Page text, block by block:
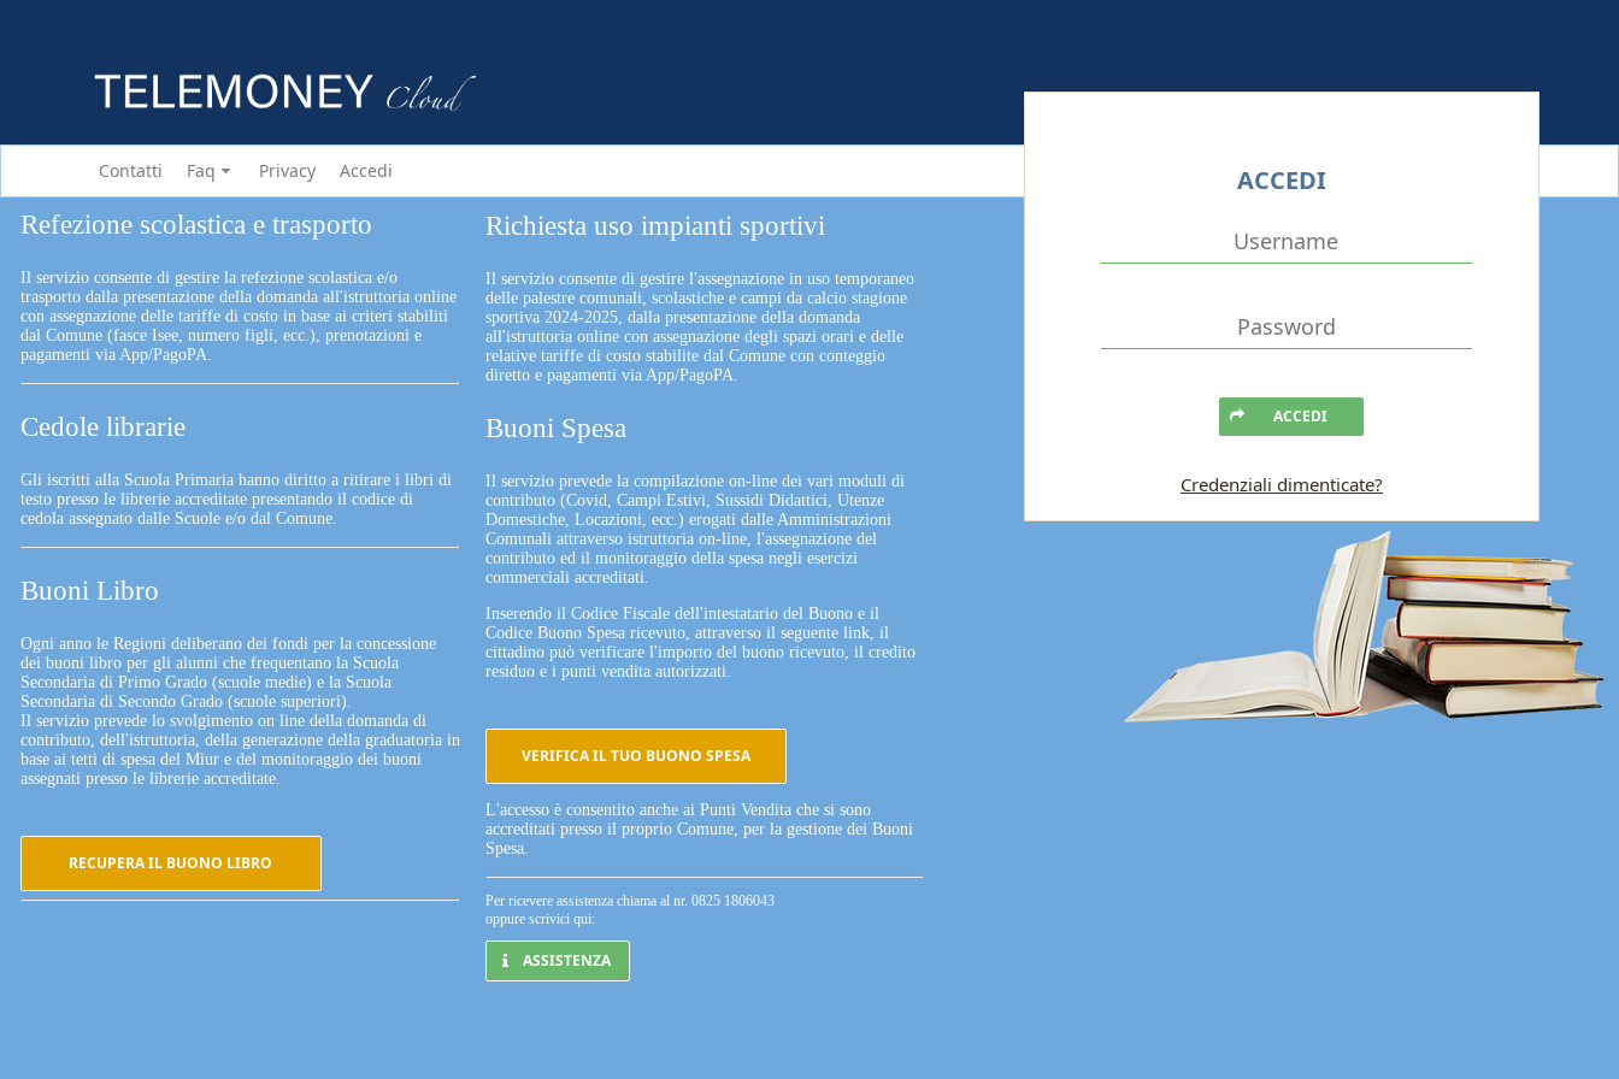
Contatti Faq Privacy Accedi
Refezione scolastica e trasporto
Il servizio consente di gestire la refezione scolastica e/o
trasporto dalla presentazione della domanda all'istruttoria online
con assegnazione delle tariffe di costo in base ai criteri stabiliti
dal Comune (fasce Isee, numero figli, ecc.), prenotazioni e
pagamenti via App/PagoPA.
Cedole librarie
Gli iscritti alla Scuola Primaria hanno diritto a ritirare i libri di
testo presso le librerie accreditate presentando il codice di
cedola assegnato dalle Scuole e/o dal Comune.
Buoni Libro
Ogni anno le Regioni deliberano dei fondi per la concessione
dei buoni libro per gli alunni che frequentano la Scuola
Secondaria di Primo Grado (scuole medie) e la Scuola
Secondaria di Secondo Grado (scuole superiori).
Il servizio prevede lo svolgimento on line della domanda di
contributo, dell'istruttoria, della generazione della graduatoria in
base ai tetti di spesa del Miur e del monitoraggio dei buoni
assegnati presso le librerie accreditate.
RECUPERA IL BUONO LIBRO
Richiesta uso impianti sportivi
Il servizio consente di gestire l'assegnazione in uso temporaneo
delle palestre comunali, scolastiche e campi da calcio stagione
sportiva 2024-2025, dalla presentazione della domanda
all'istruttoria online con assegnazione degli spazi orari e delle
relative tariffe di costo stabilite dal Comune con conteggio
diretto e pagamenti via App/PagoPA.
Buoni Spesa
Il servizio prevede la compilazione on-line dei vari moduli di
contributo (Covid, Campi Estivi, Sussidi Didattici, Utenze
Domestiche, Locazioni, ecc.) erogati dalle Amministrazioni
Comunali attraverso istruttoria on-line, l'assegnazione del
contributo ed il monitoraggio della spesa negli esercizi
commerciali accreditati.
Inserendo il Codice Fiscale dell'intestatario del Buono e il
Codice Buono Spesa ricevuto, attraverso il seguente link, il
cittadino può verificare l'importo del buono ricevuto, il credito
residuo e i punti vendita autorizzati.
VERIFICA IL TUO BUONO SPESA
L'accesso è consentito anche ai Punti Vendita che si sono
accreditati presso il proprio Comune, per la gestione dei Buoni
Spesa.
Per ricevere assistenza chiama al nr. 0825 1806043
oppure scrivici qui:
ASSISTENZA
ACCEDI
ACCEDI
Credenziali dimenticate?